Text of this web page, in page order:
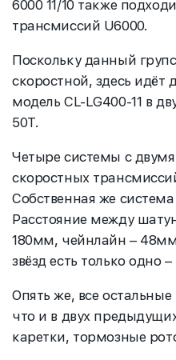
6000 11/10 также
трансмиссий U6000.
Поскольку данный
скоростной, здесь идёт
модель CL-LG400-11 в
50T.
Четыре системы с
скоростных
Собственная же
Расстояние между
180мм, чейнлайн –
звёзд есть только одно
Опять же, все
что и в двух
каретки, тормозные